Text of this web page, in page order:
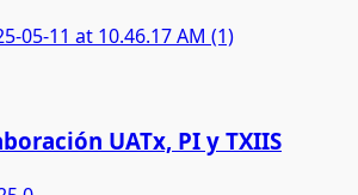
UATx, PI y TXIIS